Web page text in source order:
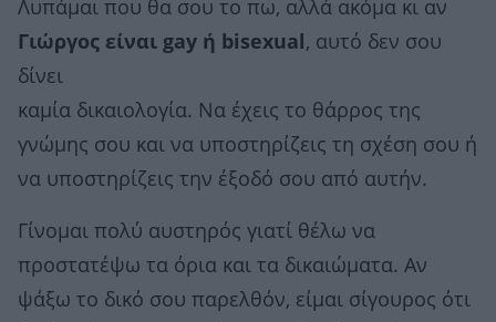
Λυπάμαι που θα σου το πω, αλλά ακόμα κι αν
Γιώργος είναι gay ή bisexual , αυτό δεν σου
δίνει
καμία δικαιολογία. Να έχεις το θάρρος της
γνώμης σου και να υποστηρίζεις τη σχέση σου ή
να υποστηρίζεις την έξοδό σου από αυτήν.
Γίνομαι πολύ αυστηρός γιατί θέλω να
προστατέψω τα όρια και τα δικαιώματα. Αν
ψάξω το δικό σου παρελθόν, είμαι σίγουρος ότι